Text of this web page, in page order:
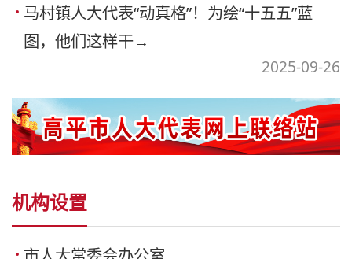
马村镇人大代表“动真格”！为绘“十五五”蓝
图，他们这样干→
2025-09-26
机构设置